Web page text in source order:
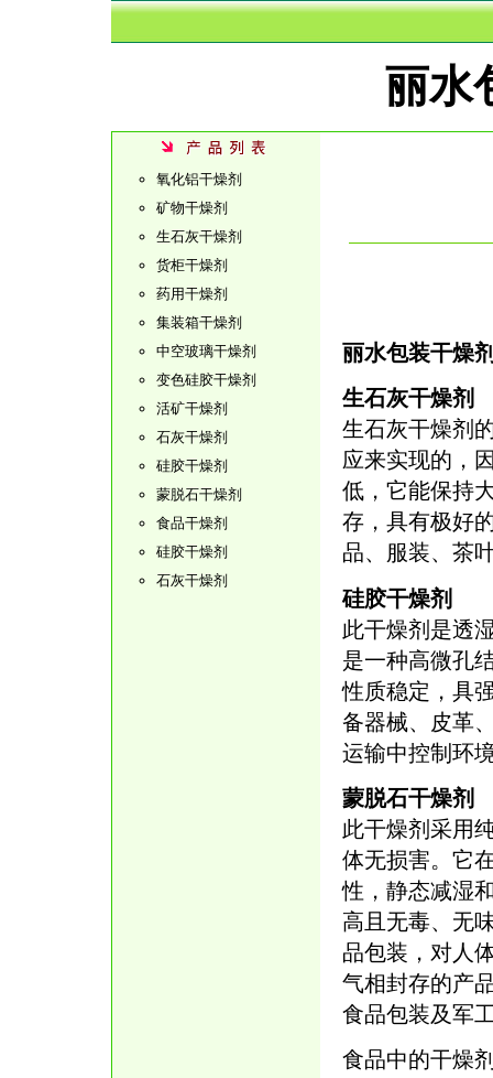
丽水
氧化铝干燥剂
矿物干燥剂
生石灰干燥剂
货柜干燥剂
药用干燥剂
集装箱干燥剂
中空玻璃干燥剂
变色硅胶干燥剂
活矿干燥剂
石灰干燥剂
硅胶干燥剂
蒙脱石干燥剂
食品干燥剂
硅胶干燥剂
石灰干燥剂
丽水包装干燥
生石灰干燥剂
生石灰干燥剂
应来实现的，
低，它能保持
存，具有极好
品、服装、茶
硅胶干燥剂
此干燥剂是透
是一种高微孔
性质稳定，具
备器械、皮革
运输中控制环
蒙脱石干燥剂
此干燥剂采用
体无损害。它
性，静态减湿
高且无毒、无
品包装，对人
气相封存的产
食品包装及军
食品中的干燥